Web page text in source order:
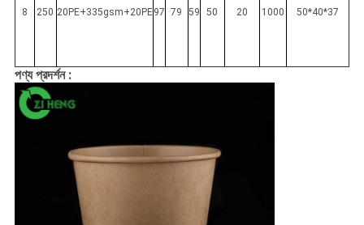
8 250 20PE+335gsm+20PE97 79 59 50 20 1000 50*40*37
পণ্য প্রদর্শন :